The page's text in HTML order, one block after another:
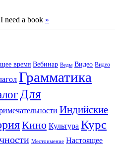
need a book »
время Вебинар Веды Видео Видео
Грамматика
Для
Индийские
Кино Культура Курс
Местоимение Настоящее